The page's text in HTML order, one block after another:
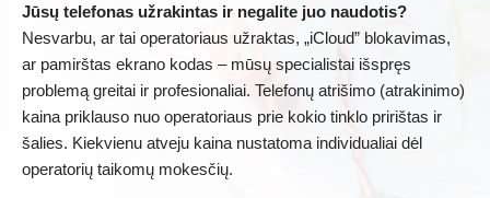
Jūsų telefonas užrakintas ir negalite juo naudotis?
Nesvarbu, ar tai operatoriaus užraktas, „iCloud” blokavimas,
ar pamirštas ekrano kodas – mūsų specialistai išspręs
problemą greitai ir profesionaliai. Telefonų atrišimo (atrakinimo)
kaina priklauso nuo operatoriaus prie kokio tinklo pririštas ir
šalies. Kiekvienu atveju kaina nustatoma individualiai dėl
operatorių taikomų mokesčių.